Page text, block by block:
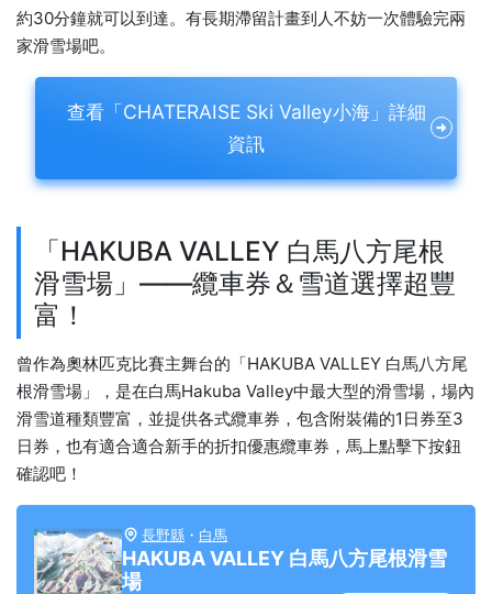
約30分鐘就可以到達。有長期滯留計畫到人不妨一次體驗完兩
家滑雪場吧。
查看「CHATERAISE Ski Valley小海」詳細
資訊
「HAKUBA VALLEY 白馬八方尾根
滑雪場」——纜車券＆雪道選擇超豐
富！
曾作為奧林匹克比賽主舞台的「HAKUBA VALLEY 白馬八方尾
根滑雪場」，是在白馬Hakuba Valley中最大型的滑雪場，場內
滑雪道種類豐富，並提供各式纜車券，包含附裝備的1日券至3
日券，也有適合適合新手的折扣優惠纜車券，馬上點擊下按鈕
確認吧！
長野縣 ・ 白馬
HAKUBA VALLEY 白馬八方尾根滑雪
場